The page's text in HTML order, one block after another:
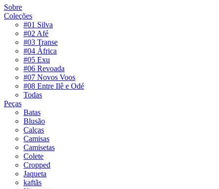
Sobre
Coleções
#01 Silva
#02 Afé
#03 Transe
#04 África
#05 Exu
#06 Revoada
#07 Novos Voos
#08 Entre Ilê e Odé
Todas
Peças
Batas
Blusão
Calças
Camisas
Camisetas
Colete
Cropped
Jaqueta
kaftãs